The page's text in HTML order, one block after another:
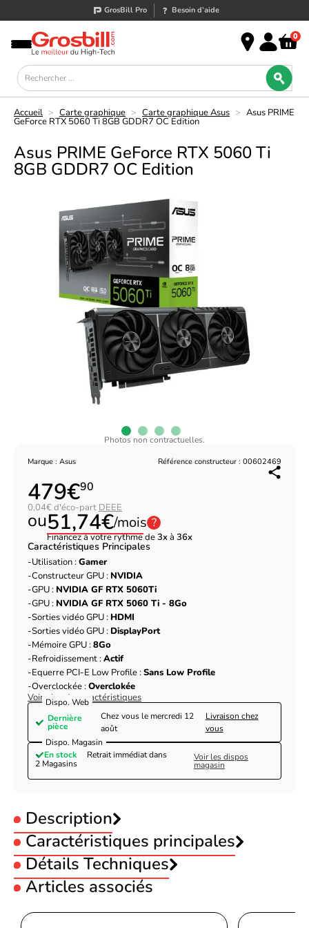
GrosBill Pro Besoin d’aide
0
Accueil > Carte graphique > Carte graphique Asus > Asus PRIME
GeForce RTX 5060 Ti 8GB GDDR7 OC Edition
Asus PRIME GeForce RTX 5060 Ti
8GB GDDR7 OC Edition
Photos non contractuelles.
Marque : Asus Référence constructeur : 00602469
479€90
0,04€ d'éco-part DEEE
ou51,74€/mois ?
Financez à votre rythme de3xà 36x
Caractéristiques Principales
Utilisation :Gamer
Constructeur GPU : NVIDIA
GPU : NVIDIA GF RTX 5060Ti
GPU : NVIDIA GF RTX 5060 Ti - 8Go
Sorties vidéo GPU : HDMI
Sorties vidéo GPU : DisplayPort
Mémoire GPU :8Go
Refroidissement :Actif
Equerre PCI-E Low Profile :Sans Low Profile
Overclockée :Overclokée
Voir plus de caractéristiques
Dispo. Web
Dernière
pièce
Chez vous le mercredi 12
août
Livraison chez
vous
Dispo. Magasin
En stock
Retrait immédiat dans
2 Magasins
Voir les dispos
magasin
Description
Caractéristiques principales
Utilisation :Gamer
Constructeur GPU :NVIDIA
GPU :NVIDIA GF RTX 5060Ti
Sorties vidéo GPU :HDMI
Sorties vidéo GPU :
Détails Techniques
Spécifications
Articles associés